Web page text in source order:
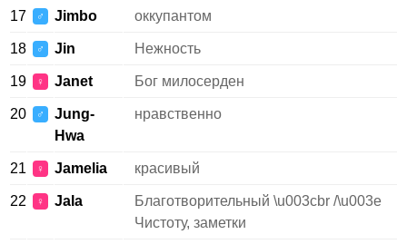
17 ♂ Jimbo оккупантом
18 ♂ Jin Нежность
19 ♀ Janet Бог милосерден
20 ♂
Jung-
Hwa
нравственно
21 ♀ Jamelia красивый
22 ♀ Jala
Благотворительный \u003cbr /\u003e
Чистоту, заметки